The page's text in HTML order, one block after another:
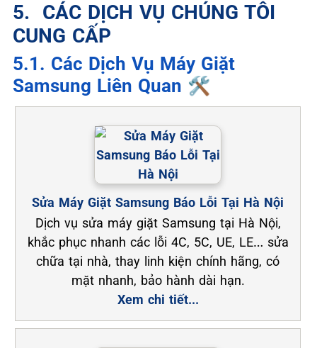
5. ️ CÁC DỊCH VỤ CHÚNG TÔI
CUNG CẤP
5.1. Các Dịch Vụ Máy Giặt
Samsung Liên Quan 🛠️
Sửa Máy Giặt Samsung Báo Lỗi Tại Hà Nội
Dịch vụ sửa máy giặt Samsung tại Hà Nội,
khắc phục nhanh các lỗi 4C, 5C, UE, LE… sửa
chữa tại nhà, thay linh kiện chính hãng, có
mặt nhanh, bảo hành dài hạn.
Xem chi tiết...